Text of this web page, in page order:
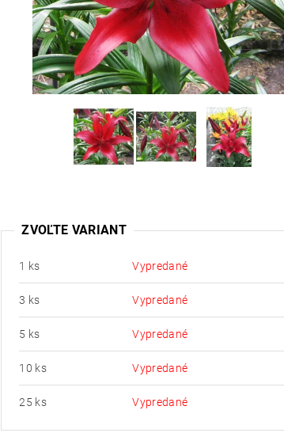
ZVOĽTE VARIANT
1 ks Vypredané
3 ks Vypredané
5 ks Vypredané
10 ks Vypredané
25 ks Vypredané